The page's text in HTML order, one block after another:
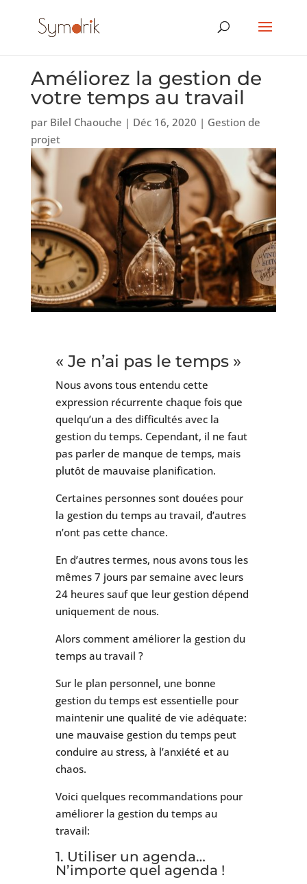
Améliorez la gestion de
votre temps au travail
par Bilel Chaouche | Déc 16, 2020 | Gestion de
projet
« Je n’ai pas le temps »
Nous avons tous entendu cette
expression récurrente chaque fois que
quelqu’un a des difficultés avec la
gestion du temps. Cependant, il ne faut
pas parler de manque de temps, mais
plutôt de mauvaise planification.
Certaines personnes sont douées pour
la gestion du temps au travail, d’autres
n’ont pas cette chance.
En d’autres termes, nous avons tous les
mêmes 7 jours par semaine avec leurs
24 heures sauf que leur gestion dépend
uniquement de nous.
Alors comment améliorer la gestion du
temps au travail ?
Sur le plan personnel, une bonne
gestion du temps est essentielle pour
maintenir une qualité de vie adéquate:
une mauvaise gestion du temps peut
conduire au stress, à l’anxiété et au
chaos.
Voici quelques recommandations pour
améliorer la gestion du temps au
travail:
1. Utiliser un agenda…
N’importe quel agenda !